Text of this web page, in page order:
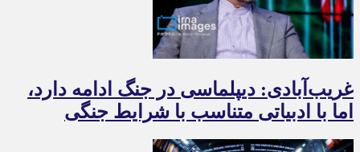
غریب‌آبادی: دیپلماسی در جنگ ادامه دارد،
اما با ادبیاتی متناسب با شرایط جنگی